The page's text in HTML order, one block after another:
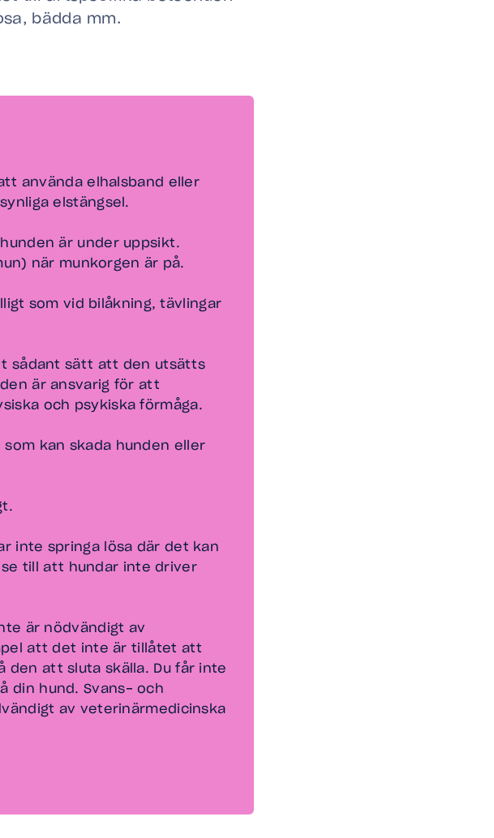
bädda mm.
använda elhalsband eller
elstängsel.
är under uppsikt.
när munkorgen är på.
som vid bilåkning, tävlingar
sådant sätt att den utsätts
är ansvarig för att
och psykiska förmåga.
kan skada hunden eller
inte springa lösa där det kan
se till att hundar inte driver
är nödvändigt av
att det inte är tillåtet att
att sluta skälla. Du får inte
din hund. Svans- och
av veterinärmedicinska